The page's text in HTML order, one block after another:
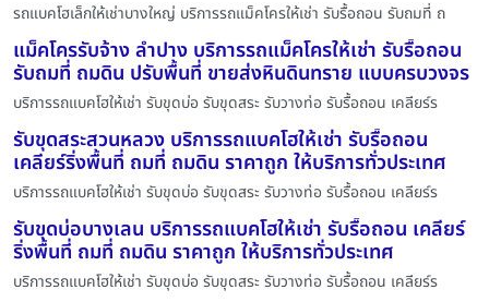
รถแบคโฮเล็กให้เช่าบางใหญ่ บริการรถแม็คโครให้เช่า รับรื้อถอน รับถมที่ ถ
แม็คโครรับจ้าง ลำปาง บริการรถแม็คโครให้เช่า รับรื้อถอน
รับถมที่ ถมดิน ปรับพื้นที่ ขายส่งหินดินทราย แบบครบวงจร
บริการรถแบคโฮให้เช่า รับขุดบ่อ รับขุดสระ รับวางท่อ รับรื้อถอน เคลียร์ร
รับขุดสระสวนหลวง บริการรถแบคโฮให้เช่า รับรื้อถอน
เคลียร์ริ่งพื้นที่ ถมที่ ถมดิน ราคาถูก ให้บริการทั่วประเทศ
บริการรถแบคโฮให้เช่า รับขุดบ่อ รับขุดสระ รับวางท่อ รับรื้อถอน เคลียร์ร
รับขุดบ่อบางเลน บริการรถแบคโฮให้เช่า รับรื้อถอน เคลียร์
ริ่งพื้นที่ ถมที่ ถมดิน ราคาถูก ให้บริการทั่วประเทศ
บริการรถแบคโฮให้เช่า รับขุดบ่อ รับขุดสระ รับวางท่อ รับรื้อถอน เคลียร์ร